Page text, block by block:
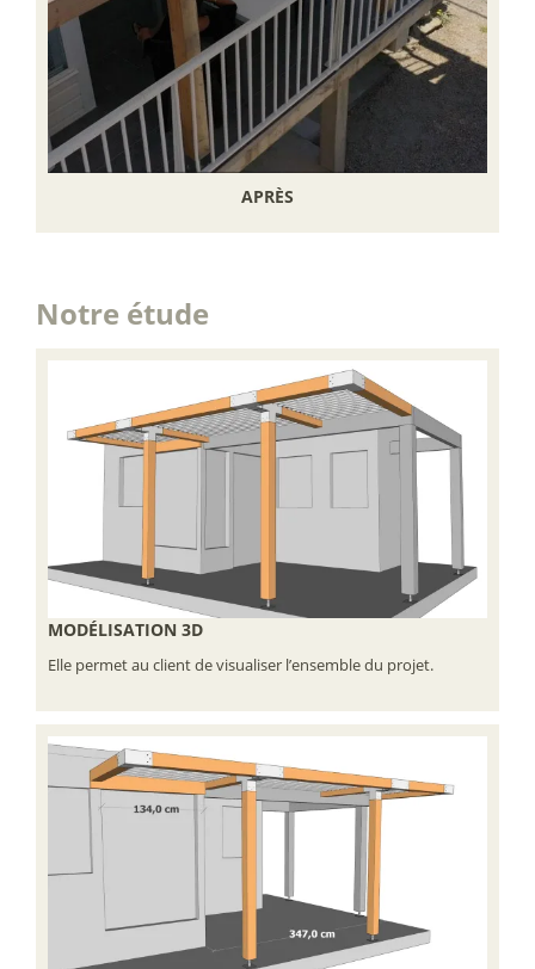
APRÈS
Notre étude
MODÉLISATION 3D
Elle permet au client de visualiser l’ensemble du projet.